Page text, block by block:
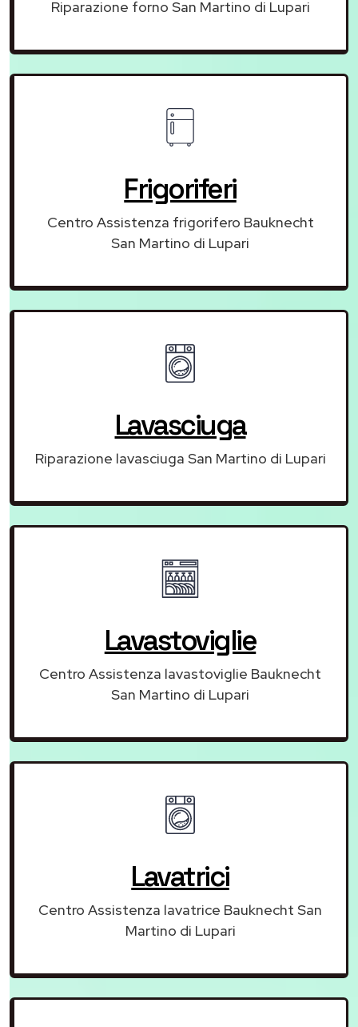
Riparazione forno San Martino di Lupari
Frigoriferi
Centro Assistenza frigorifero Bauknecht
San Martino di Lupari
Lavasciuga
Riparazione lavasciuga San Martino di Lupari
Lavastoviglie
Centro Assistenza lavastoviglie Bauknecht
San Martino di Lupari
Lavatrici
Centro Assistenza lavatrice Bauknecht San
Martino di Lupari